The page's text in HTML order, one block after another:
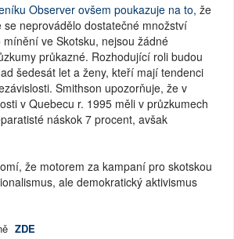
Observer ovšem poukazuje na to, že
se neprovádělo dostatečné množství
ve Skotsku, nejsou žádné
průkazné. Rozhodující roli budou
šedesát let a ženy, kteří mají tendenci
Smithson upozorňuje, že v
v Quebecu r. 1995 měli v průzkumech
náskok 7 procent, avšak
že motorem za kampaní pro skotskou
ale demokratický aktivismus
ZDE